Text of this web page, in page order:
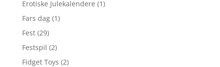
Erotiske Julekalendere (1)
Fars dag (1)
Fest (29)
Festspil (2)
Fidget Toys (2)